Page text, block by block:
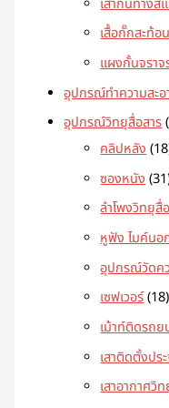
เสากั้นทางส
เสื้อกั๊กสะท้อ
แผงกั้นจราจ
อุปกรณ์ทำความสะ
อุปกรณ์วิทยุสื่อสาร
คลิปหลัง 18
ซองหนัง 31
ลำโพงวิทยุสื่
หูฟัง ไมค์นอ
อุปกรณ์วัดค
เซฟเวอร์ 18
เม้าท์ติดรถ
เสาติดตั้งปร
เสาอากาศวิ